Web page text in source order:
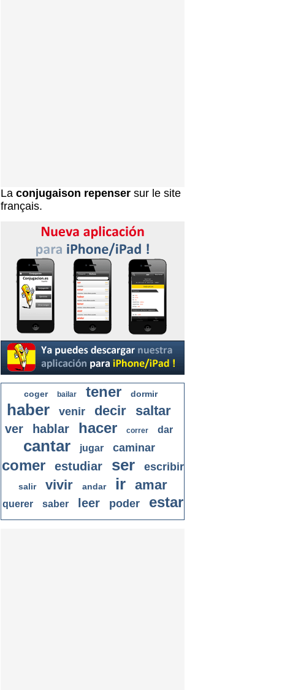
La conjugaison repenser sur le site
français.
coger bailar tener dormir
haber venir decir saltar
ver hablar hacer correr dar
cantar jugar caminar
comer estudiar ser escribir
salir vivir andar ir amar
querer saber leer poder estar